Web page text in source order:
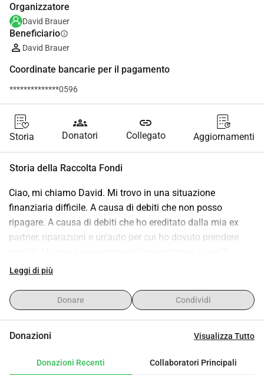
Organizzatore
David Brauer
Beneficiarioinfo
David Brauer
Coordinate bancarie per il pagamento
**************0596
Storia
groups
Donatori
link
Collegato Aggiornamenti
Storia della Raccolta Fondi
Ciao, mi chiamo David. Mi trovo in una situazione
finanziaria difficile. A causa di debiti che non posso
ripagare. A causa di debiti che ho ereditato dalla mia ex
partner, riparazioni e un'auto per cui ho dovuto prendere
fantastici bambini che finalmente sono la famiglia che ho
le rate dei prestiti non mi lasciano abbastanza soldi per
pagare tutte le bollette o per vivere una vita normale con la
so che ho una parte di responsabilità nella mia situazione e
Ma non conosco altra via se non chiedere aiuto a voi.
Leggi di più
Donare Condividi
Donazioni Visualizza Tutto
Donazioni Recenti Collaboratori Principali